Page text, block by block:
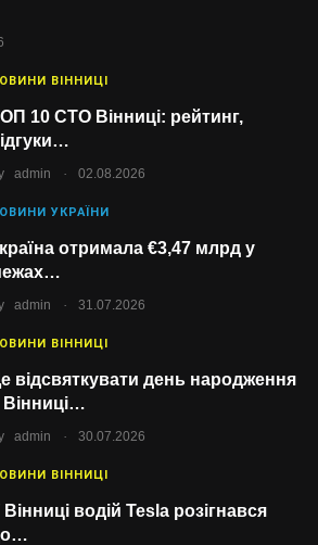
ВІННИЦІ
10 СТО Вінниці: рейтинг,
admin . 02.08.2026
УКРАЇНИ
отримала €3,47 млрд у
admin . 31.07.2026
ВІННИЦІ
відсвяткувати день народження
Вінниці…
admin . 30.07.2026
ВІННИЦІ
Вінниці водій Tesla розігнався